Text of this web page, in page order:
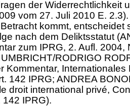
der Widerrechtlichkeit
vom 27. Juli 2010 E.
kommt, entscheidet
nach dem Deliktsstatut
zum IPRG, 2. Aufl. 2004,
RODRIGO
Kommentar, Internationales
142 IPRG; ANDREA
droit international privé,
142 IPRG).